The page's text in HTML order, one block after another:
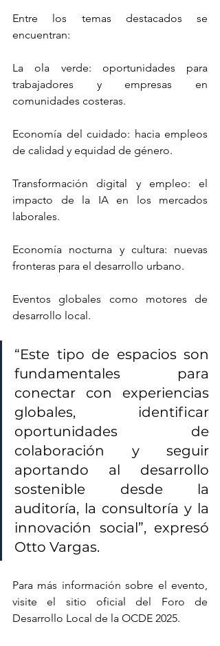
Entre los temas destacados se
encuentran:
La ola verde: oportunidades para
trabajadores y empresas en
comunidades costeras.
Economía del cuidado: hacia empleos
de calidad y equidad de género.
Transformación digital y empleo: el
impacto de la IA en los mercados
laborales.
Economía nocturna y cultura: nuevas
fronteras para el desarrollo urbano.
Eventos globales como motores de
desarrollo local.
“Este tipo de espacios son
fundamentales para
conectar con experiencias
globales, identificar
oportunidades de
colaboración y seguir
aportando al desarrollo
sostenible desde la
auditoría, la consultoría y la
innovación social”, expresó
Otto Vargas.
Para más información sobre el evento,
visite el sitio oficial del Foro de
Desarrollo Local de la OCDE 2025.